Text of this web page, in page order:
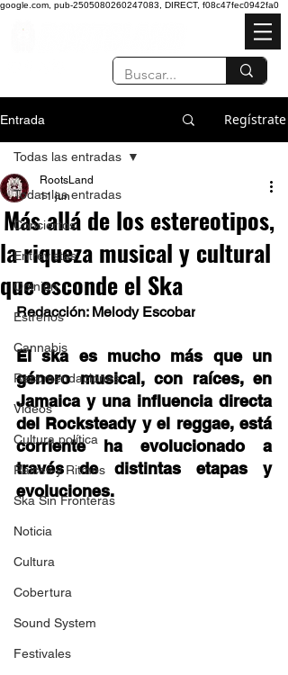
google.com, pub-2505080260247083, DIRECT, f08c47fec0942fa0
Entrada Regístrate
Todas las entradas
Conciertos
Entrevistas
Opinión
Estrenos
Cannabis
Recomendaciones
Videos
Cultura política
Raíces y Ritmos
Ska Sin Fronteras
Noticia
Cultura
Cobertura
Sound System
Festivales
Todas las entradas
Más allá de los estereotipos,
la riqueza musical y cultural
que esconde el Ska
RootsLand
11 jun
Redacción: Melody Escobar
El ska es mucho más que un
género musical, con raíces, en
Jamaica y una influencia directa
del Rocksteady y el reggae, está
corriente ha evolucionado a
través de distintas etapas y
evoluciones.